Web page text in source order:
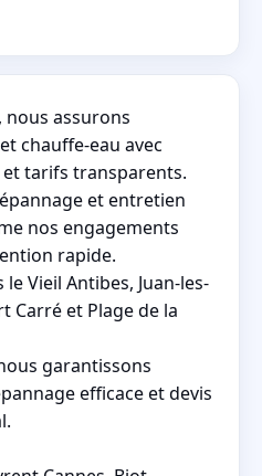
nous assurons
chauffe-eau avec
tarifs transparents.
et entretien
nos engagements
rapide.
Vieil Antibes, Juan-les-
Carré et Plage de la
garantissons
efficace et devis